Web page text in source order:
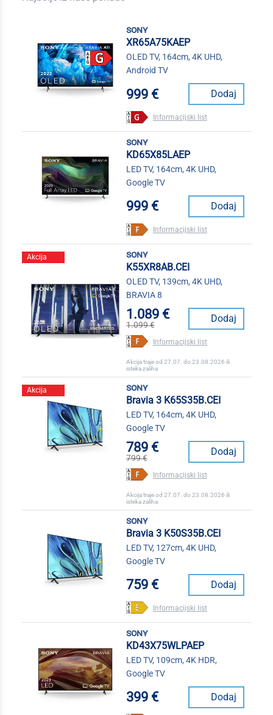
sony
XR65A75KAEP
OLED TV, 164cm, 4K UHD,
Android TV
999 € Dodaj
Informacijski list
sony
KD65X85LAEP
LED TV, 164cm, 4K UHD,
Google TV
999 € Dodaj
Informacijski list
Akcija
sony
K55XR8AB.CEI
OLED TV, 139cm, 4K UHD,
BRAVIA 8
1.089 €
1.099 €
Dodaj
Informacijski list
Akcija traje od 27.07. do 23.08.2026 ili
isteka zaliha
Akcija
sony
Bravia 3 K65S35B.CEI
LED TV, 164cm, 4K UHD,
Google TV
789 €
799 €
Dodaj
Informacijski list
Akcija traje od 27.07. do 23.08.2026 ili
isteka zaliha
sony
Bravia 3 K50S35B.CEI
LED TV, 127cm, 4K UHD,
Google TV
759 € Dodaj
Informacijski list
sony
KD43X75WLPAEP
LED TV, 109cm, 4K HDR,
Google TV
399 € Dodaj